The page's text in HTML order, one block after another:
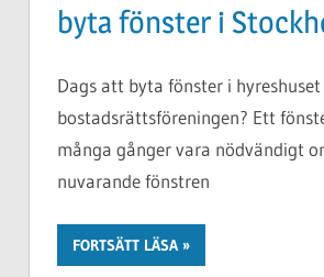
byta fönster i
Dags att byta fönster i hyreshuset
bostadsrättsföreningen? Ett
många gånger vara nödvändigt
nuvarande fönstren
FORTSÄTT LÄSA